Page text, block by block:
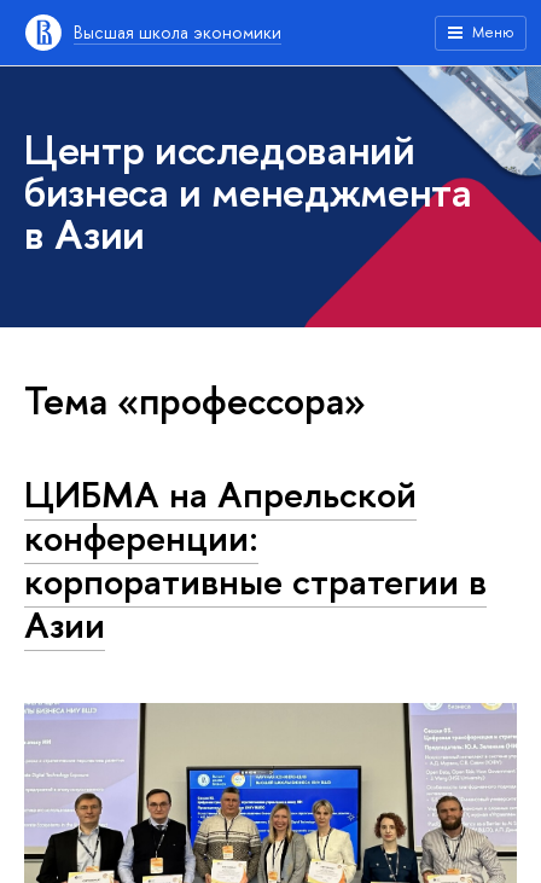
Высшая школа экономики Меню
Центр исследований
бизнеса и менеджмента
в Азии
Тема «профессора»
ЦИБМА на Апрельской
конференции:
корпоративные стратегии в
Азии